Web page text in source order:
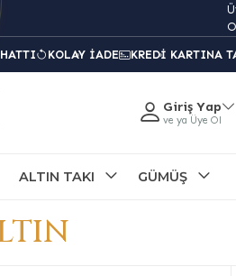
Ol
KOLAY İADE KREDI KARTINA
Giriş Yap
ve ya Üye Ol
ALTIN TAKI GÜMÜŞ